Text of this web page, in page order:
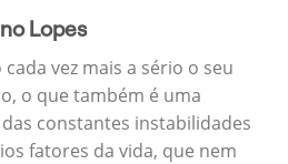
Lopes
vez mais a sério o seu
o que também é uma
constantes instabilidades
fatores da vida, que nem